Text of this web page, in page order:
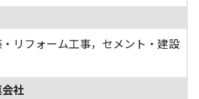
リフォーム工事，セメント・建設
社